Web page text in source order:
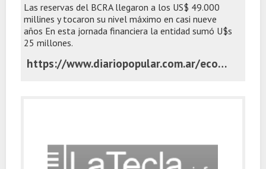
Las reservas del BCRA llegaron a los US$ 49.000
millines y tocaron su nivel máximo en casi nueve
años En esta jornada financiera la entidad sumó U$s
25 millones.
https://www.diariopopular.com.ar/economia/las-reservas-del-banco-central-alcanzaron-el-maximo-el-gobierno-milei-n908796